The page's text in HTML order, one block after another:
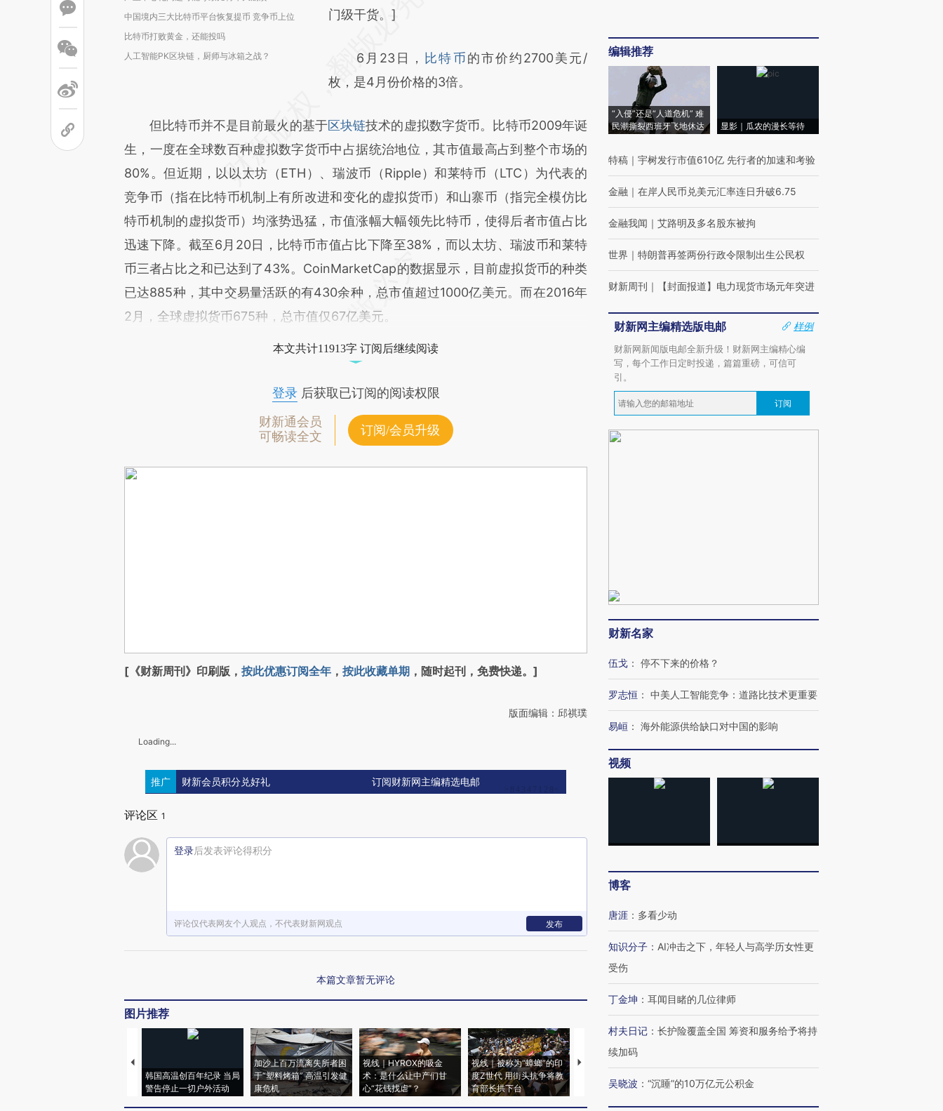
中国境内三大比特币平台恢复提币 竞争币上位
比特币打败黄金，还能投吗
人工智能PK区块链，厨师与冰箱之战？
门级干货。]
6月23日， 比特币的市价约2700美元/
枚，是4月份价格的3倍。
但比特币并不是目前最火的基于区块链技术的虚拟数字货币。比特币2009年诞
生，一度在全球数百种虚拟数字货币中占据统治地位，其市值最高占到整个市场的
80%。但近期，以以太坊（ETH）、瑞波币（Ripple）和莱特币（LTC）为代表的
竞争币（指在比特币机制上有所改进和变化的虚拟货币）和山寨币（指完全模仿比
特币机制的虚拟货币）均涨势迅猛，市值涨幅大幅领先比特币，使得后者市值占比
迅速下降。截至6月20日，比特币市值占比下降至38%，而以太坊、瑞波币和莱特
币三者占比之和已达到了43%。CoinMarketCap的数据显示，目前虚拟货币的种类
已达885种，其中交易量活跃的有430余种，总市值超过1000亿美元。而在2016年
2月，全球虚拟货币675种，总市值仅67亿美元。
本文共计11913字 订阅后继续阅读
登录后获取已订阅的阅读权限
财新通会员
可畅读全文
订阅/会员升级
[《财新周刊》印刷版， 按此优惠订阅全年 ， 按此收藏单期 ，随时起刊，免费快递。]
版面编辑：邱祺璞
Loading...
推广 财新会员积分兑好礼 订阅财新网主编精选电邮
评论区 1
登录后发表评论得积分
评论仅代表网友个人观点，不代表财新网观点 发布
本篇文章暂无评论
图片推荐
韩国高温创百年纪录 当局
警告停止一切户外活动
加沙上百万流离失所者困
于“塑料烤箱” 高温引发健
康危机
视线｜HYROX的吸金
术：是什么让中产们甘
心“花钱找虐”？
视线｜被称为“蟑螂”的印
度Z世代 用街头抗争将教
育部长拱下台
视线｜“入侵”还是“人道危
飞地休达
4000人
编辑推荐
“入侵”还是“人道危机” 难
民潮撕裂西班牙飞地休达
显影｜瓜农的漫长等待
特稿 ｜ 宇树发行市值610亿 先行者的加速和考验
金融 ｜ 在岸人民币兑美元汇率连日升破6.75
金融我闻 ｜ 艾路明及多名股东被拘
世界 ｜ 特朗普再签两份行政令限制出生公民权
财新周刊 ｜ 【封面报道】电力现货市场元年突进
财新网主编精选版电邮
样例
财新网新闻版电邮全新升级！财新网主编精心编
写，每个工作日定时投递，篇篇重磅，可信可
引。
订阅
财新名家
伍戈 ： 停不下来的价格？
罗志恒 ： 中美人工智能竞争：道路比技术更重要
易峘 ： 海外能源供给缺口对中国的影响
视频
博客
唐涯 ： 多看少动
知识分子 ： AI冲击之下，年轻人与高学历女性更
受伤
丁金坤 ： 耳闻目睹的几位律师
村夫日记 ： 长护险覆盖全国 筹资和服务给予将持
续加码
吴晓波 ： “沉睡”的10万亿元公积金